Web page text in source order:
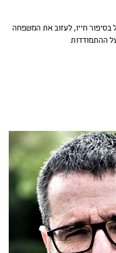
חייו, לעזוב את המשפחה
ההתמודדות